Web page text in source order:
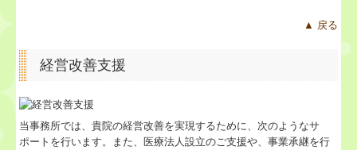
補助金・助成金・融資情報
関与先向け融資商品ご紹介
▲ 戻る
経営改善支援
当事務所では、貴院の経営改善を実現するために、次のようなサ
ポートを行います。また、医療法人設立のご支援や、事業承継を行